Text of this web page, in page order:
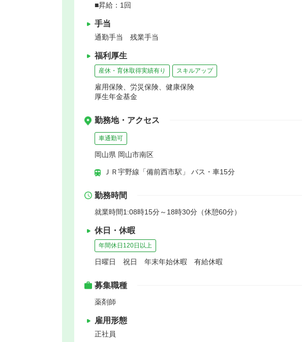
■昇給：1回
手当
通勤手当 残業手当
福利厚生
産休・育休取得実績有り スキルアップ
雇用保険、労災保険、健康保険
厚生年金基金
勤務地・アクセス
車通勤可
岡山県 岡山市南区
ＪＲ宇野線「備前西市駅」 バス・車15分
勤務時間
就業時間1:08時15分～18時30分（休憩60分）
休日・休暇
年間休日120日以上
日曜日 祝日 年末年始休暇 有給休暇
募集職種
薬剤師
雇用形態
正社員